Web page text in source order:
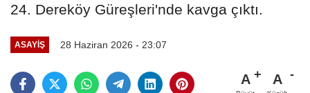
24. Dereköy Güreşleri'nde kavga çıktı.
ASAYİŞ 28 Haziran 2026 - 23:07
A A